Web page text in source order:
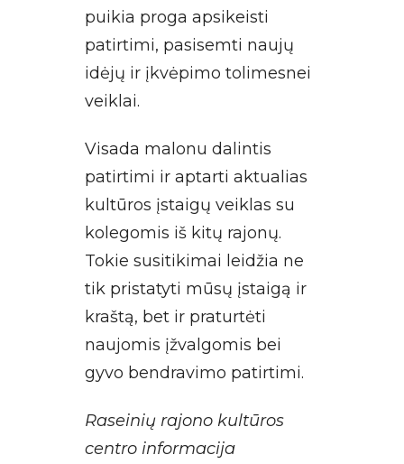
puikia proga apsikeisti
patirtimi, pasisemti naujų
idėjų ir įkvėpimo tolimesnei
veiklai.
Visada malonu dalintis
patirtimi ir aptarti aktualias
kultūros įstaigų veiklas su
kolegomis iš kitų rajonų.
Tokie susitikimai leidžia ne
tik pristatyti mūsų įstaigą ir
kraštą, bet ir praturtėti
naujomis įžvalgomis bei
gyvo bendravimo patirtimi.
Raseinių rajono kultūros
centro informacija